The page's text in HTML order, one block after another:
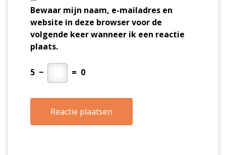
Bewaar mijn naam, e-mailadres en
website in deze browser voor de
volgende keer wanneer ik een reactie
plaats.
5 − = 0